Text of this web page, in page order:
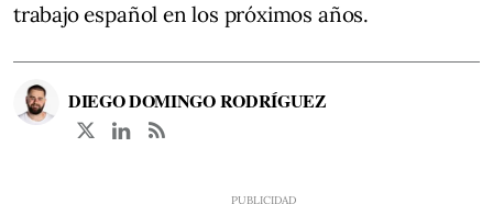
trabajo español en los próximos años.
DIEGO DOMINGO RODRÍGUEZ